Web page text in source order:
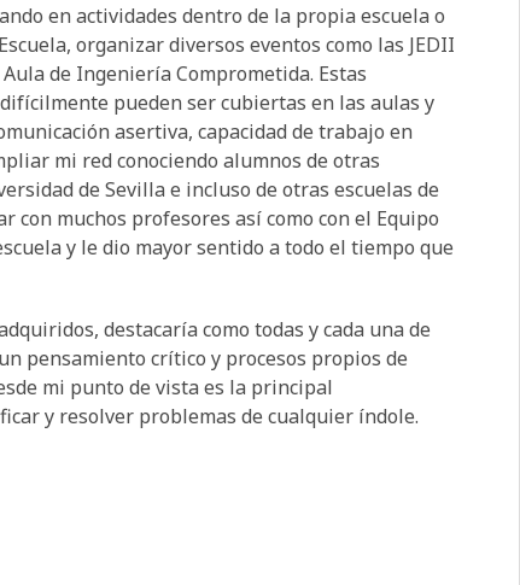
en actividades dentro de la propia escuela o
organizar diversos eventos como las JEDII
de Ingeniería Comprometida. Estas
pueden ser cubiertas en las aulas y
asertiva, capacidad de trabajo en
mi red conociendo alumnos de otras
de Sevilla e incluso de otras escuelas de
muchos profesores así como con el Equipo
y le dio mayor sentido a todo el tiempo que
destacaría como todas y cada una de
pensamiento crítico y procesos propios de
mi punto de vista es la principal
y resolver problemas de cualquier índole.